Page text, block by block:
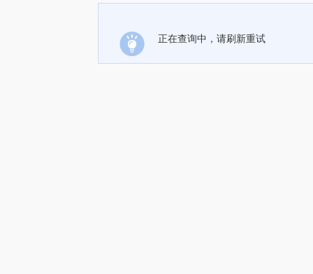
正在查询中，请刷新重试